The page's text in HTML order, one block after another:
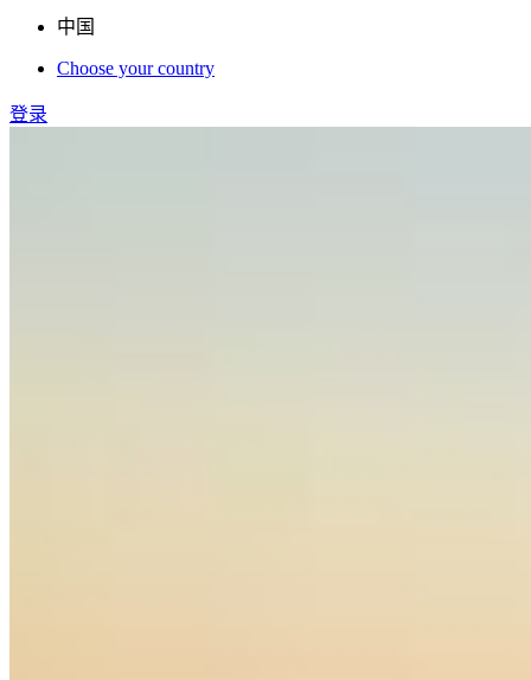
中国
Choose your country
登录